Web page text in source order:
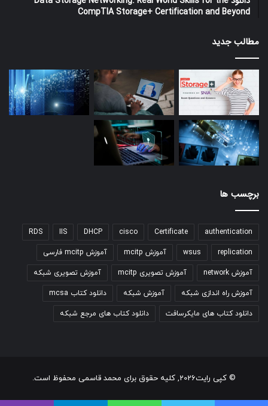
CompTIA Storage+ Certification and Beyond
مطالب جدید
برچسب ها
authentication
Certificate
cisco
DHCP
IIS
RDS
replication
wsus آموزش mcitp آموزش mcitp فارسی
آموزش network آموزش تصویری mcitp آموزش تصویری شبکه
آموزش راه اندازی شبکه آموزش شبکه دانلود کتاب mcsa
دانلود کتاب های مایکرسافت دانلود کتاب های مرجع شبکه
© کپی رایت2026, کلیه حقوق برای محمد قاسمی محفوظ است.